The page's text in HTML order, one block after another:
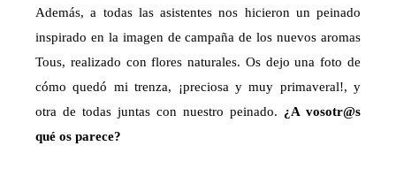
Además, a todas las asistentes nos hicieron un peinado
inspirado en la imagen de campaña de los nuevos aromas
Tous, realizado con flores naturales. Os dejo una foto de
cómo quedó mi trenza, ¡preciosa y muy primaveral!, y
otra de todas juntas con nuestro peinado. ¿A vosotr@s
qué os parece?